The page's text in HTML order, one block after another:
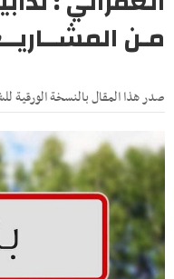
مـن
صدر هذا المقال بالنسخة الورقية للشروق